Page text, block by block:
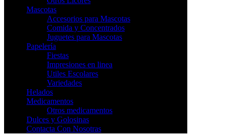
Mascotas
Accesorios para Mascotas
Comida y Concentrados
Juguetes para Mascotas
Papelería
Fiestas
Impresiones en linea
Utiles Escolares
Variedades
Helados
Medicamentos
Otros medicamentos
Dulces y Golosinas
Contacta Con Nosotras